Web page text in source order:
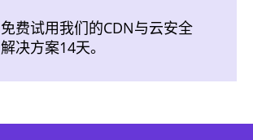
免费试用我们的CDN与云安全
解决方案14天。